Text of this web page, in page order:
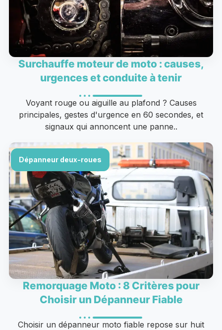
Surchauffe moteur de moto : causes,
urgences et conduite à tenir
Voyant rouge ou aiguille au plafond ? Causes
principales, gestes d'urgence en 60 secondes, et
signaux qui annoncent une panne..
Dépanneur deux-roues
Remorquage Moto : 8 Critères pour
Choisir un Dépanneur Fiable
Choisir un dépanneur moto fiable repose sur huit